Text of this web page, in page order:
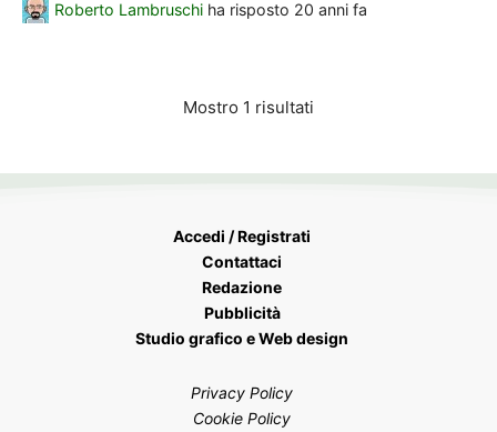
Roberto Lambruschi ha risposto 20 anni fa
Mostro 1 risultati
Accedi / Registrati
Contattaci
Redazione
Pubblicità
Studio grafico e Web design
Privacy Policy
Cookie Policy